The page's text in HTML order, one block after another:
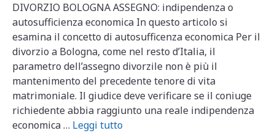
DIVORZIO BOLOGNA ASSEGNO: indipendenza o
autosufficienza economica In questo articolo si
esamina il concetto di autosufficenza economica Per il
divorzio a Bologna, come nel resto d’Italia, il
parametro dell’assegno divorzile non è più il
mantenimento del precedente tenore di vita
matrimoniale. Il giudice deve verificare se il coniuge
richiedente abbia raggiunto una reale indipendenza
economica … Leggi tutto